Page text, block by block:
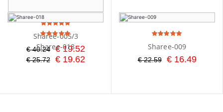
Sharee-005/3
€ 40.24 € 19.52
Sharee-018
€ 25.72 € 19.62
Sharee-009
€ 22.59 € 16.49